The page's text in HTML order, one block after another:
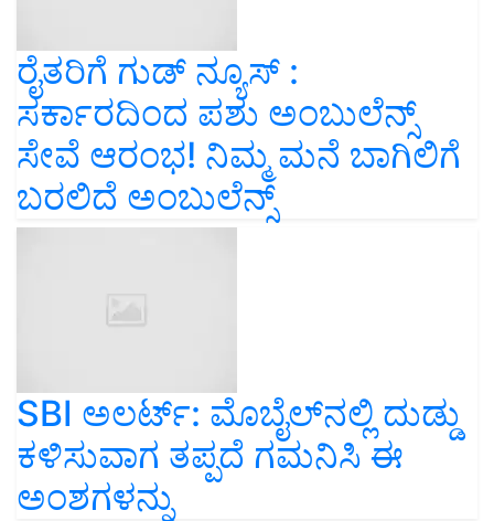
ರೈತರಿಗೆ ಗುಡ್‌ ನ್ಯೂಸ್‌ :
ಸರ್ಕಾರದಿಂದ ಪಶು ಅಂಬುಲೆನ್ಸ್
ಸೇವೆ ಆರಂಭ! ನಿಮ್ಮ ಮನೆ ಬಾಗಿಲಿಗೆ
ಬರಲಿದೆ ಅಂಬುಲೆನ್ಸ್‌
SBI ಅಲರ್ಟ್‌: ಮೊಬೈಲ್‌ನಲ್ಲಿ ದುಡ್ಡು
ಕಳಿಸುವಾಗ ತಪ್ಪದೆ ಗಮನಿಸಿ ಈ
ಅಂಶಗಳನ್ನು